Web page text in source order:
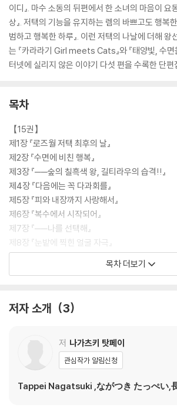
이디』. 마수 소동의 뒤편에서 한 소녀의 마음이 요
상』. 저택의 기능을 유지하는 렘의 바쁘고도 행복
범하고 행복한 하루』. 이런 저택의 나날에 더해 왕
는 『카라라기 Girl meets Cats』와 『태양빛, 수
터넷에 실리지 않은 이야기 다섯 편을 수록한 단편
목차
【15권】
제1장 『로즈월 저택 최후의 날』
제2장 『수면에 비친 행복』
제3장 『──숲의 칠흑색 왕, 길티라우의 습격!!』
제4장 『다음에는 꼭 다과회를』
제5장 『피와 내장까지 사랑해서』
제6장 『복수에서 시작되어』
제7장 『──나를 선택해』
제8장 『눈밭에 찍힌 얼굴 자극』
막간 『각자의 양보』
종장 『달 아래에서, 엉터리 댄스를』
【단편집3권】
『──페트라가 본 세상』
『렘의 지극히 평범하고 행복한 하루』
『카라라기 Girls meets Cats』
『태양빛, 수면을 비추고──』
목차 더보기
저자 소개 3
저 나가츠키 탓페이
관심작가 알림신청
Tappei Nagatsuki ,ながつき たっぺい,